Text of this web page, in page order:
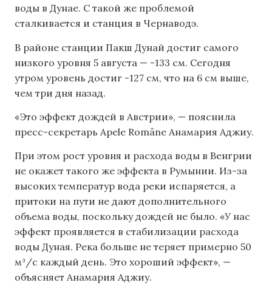
воды в Дунае. С такой же проблемой
сталкивается и станция в Чернаводэ.
В районе станции Пакш Дунай достиг самого
низкого уровня 5 августа — -133 см. Сегодня
утром уровень достиг -127 см, что на 6 см выше,
чем три дня назад.
«Это эффект дождей в Австрии», — пояснила
пресс-секретарь Apele Române Анамария Аджиу.
При этом рост уровня и расхода воды в Венгрии
не окажет такого же эффекта в Румынии. Из-за
высоких температур вода реки испаряется, а
притоки на пути не дают дополнительного
объема воды, поскольку дождей не было. «У нас
эффект проявляется в стабилизации расхода
воды Дуная. Река больше не теряет примерно 50
м³/с каждый день. Это хороший эффект», —
объясняет Анамария Аджиу.